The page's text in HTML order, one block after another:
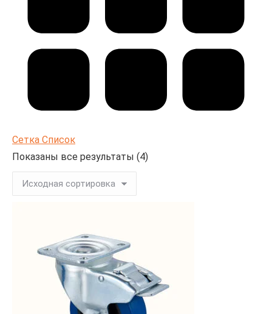
Сетка Список
Показаны все результаты (4)